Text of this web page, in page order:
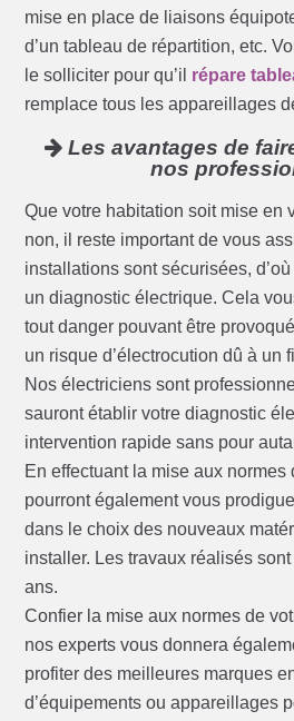
mise en place de liaisons
d’un tableau de répartition, etc.
le solliciter pour qu’il répare
remplace tous les appareillages
Les avantages de
nos
Que votre habitation soit mise en
non, il reste important de vous
installations sont sécurisées,
un diagnostic électrique. Cela
tout danger pouvant être
un risque d’électrocution dû à un
Nos électriciens sont
sauront établir votre diagnostic
intervention rapide sans pour
En effectuant la mise aux
pourront également vous
dans le choix des nouveaux
installer. Les travaux réalisés
ans.
Confier la mise aux normes de
nos experts vous donnera
profiter des meilleures marques
d’équipements ou appareillages